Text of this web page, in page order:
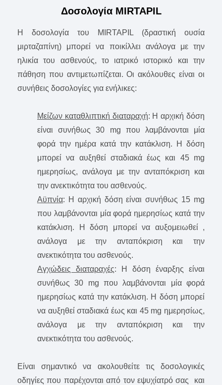
Δοσολογία MIRTAPIL
Η δοσολογία του MIRTAPIL (δραστική ουσία
μιρταζαπίνη) μπορεί να ποικίλλει ανάλογα με την
ηλικία του ασθενούς, το ιατρικό ιστορικό και την
πάθηση που αντιμετωπίζεται. Οι ακόλουθες είναι οι
συνήθεις δοσολογίες για ενήλικες:
Μείζων καταθλιπτική διαταραχή: Η αρχική δόση
είναι συνήθως 30 mg που λαμβάνονται μία
φορά την ημέρα κατά την κατάκλιση. Η δόση
μπορεί να αυξηθεί σταδιακά έως και 45 mg
ημερησίως, ανάλογα με την ανταπόκριση και
την ανεκτικότητα του ασθενούς.
Αϋπνία: Η αρχική δόση είναι συνήθως 15 mg
που λαμβάνονται μία φορά ημερησίως κατά την
κατάκλιση. Η δόση μπορεί να αυξομειωθεί ,
ανάλογα με την ανταπόκριση και την
ανεκτικότητα του ασθενούς.
Αγχώδεις διαταραχές: Η δόση έναρξης είναι
συνήθως 30 mg που λαμβάνονται μία φορά
ημερησίως κατά την κατάκλιση. Η δόση μπορεί
να αυξηθεί σταδιακά έως και 45 mg ημερησίως,
ανάλογα με την ανταπόκριση και την
ανεκτικότητα του ασθενούς.
Είναι σημαντικό να ακολουθείτε τις δοσολογικές
οδηγίες που παρέχονται από τον εψυχίατρό σας και